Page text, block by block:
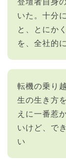
いた。十分
と、とにか
を、全社的
転機の乗り
生の生き方
えに一番惹
いけど、で
い